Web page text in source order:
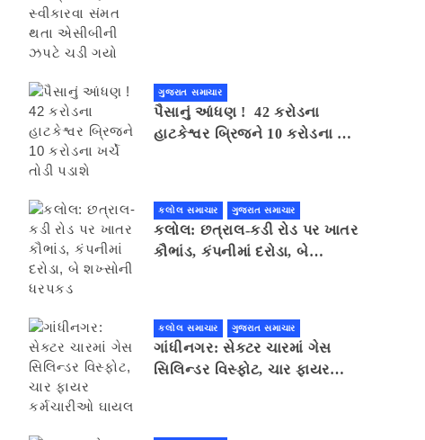
ગુજરાત સમાચાર
પૈસાનું આંધણ ! 42 કરોડના
હાટકેશ્વર બ્રિજને 10 કરોડના ખર્ચે
કલોલ સમાચાર ગુજરાત સમાચાર
કલોલ: છત્રાલ-કડી રોડ પર ખાતર
કૌભાંડ, કંપનીમાં દરોડા, બે
કલોલ સમાચાર ગુજરાત સમાચાર
ગાંધીનગર: સેક્ટર ચારમાં ગેસ
સિલિન્ડર વિસ્ફોટ, ચાર ફાયર